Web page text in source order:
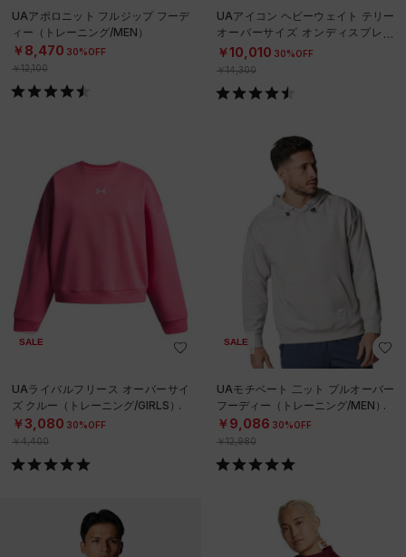
UAアポロニット フルジップ フーデ
ィー（トレーニング/MEN）
￥8,470 30%OFF
￥12,100
UAアイコン ヘビーウェイト テリー
オーバーサイズ オンディスプレー
フーディー（ライフスタイル/ME
N）
￥10,010 30%OFF
￥14,300
SALE
UAライバルフリース オーバーサイ
ズ クルー（トレーニング/GIRLS）
￥3,080 30%OFF
￥4,400
SALE
UAモチベート 二ット プルオーバー
フーディー（トレーニング/MEN）
￥9,086 30%OFF
￥12,980